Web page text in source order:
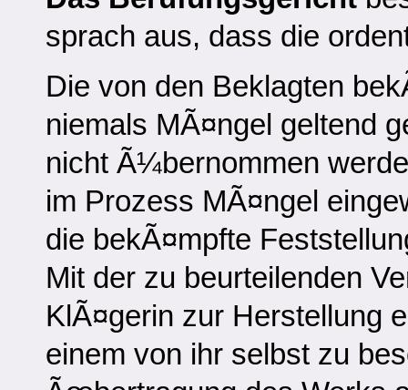
sprach aus, dass die
Die von den Beklagten
niemals MÃ¤ngel geltend
nicht Ã¼bernommen
im Prozess MÃ¤ngel
die bekÃ¤mpfte
Mit der zu beurteilenden
KlÃ¤gerin zur Herstellung
einem von ihr selbst zu